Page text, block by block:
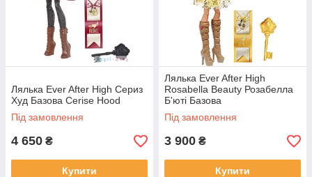
Лялька Ever After High Сериз
Худ Базова Cerise Hood
Під замовлення
4 650 ₴
Купити
Лялька Ever After High
Rosabella Beauty Розабелла
Б'юті Базова
Під замовлення
3 900 ₴
Купити